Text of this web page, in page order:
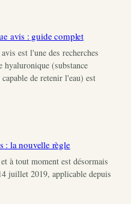
avis : guide complet
est l'une des recherches
hyaluronique (substance
de retenir l'eau) est
: la nouvelle règle
à tout moment est désormais
juillet 2019, applicable depuis